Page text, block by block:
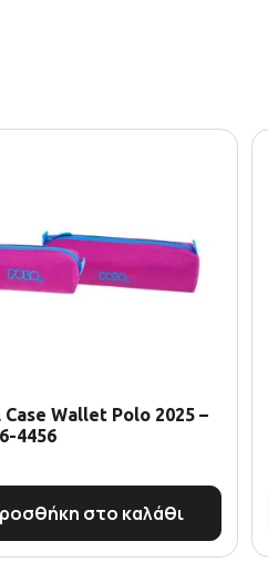
Case Wallet Polo 2025 –
4456
στο καλάθι